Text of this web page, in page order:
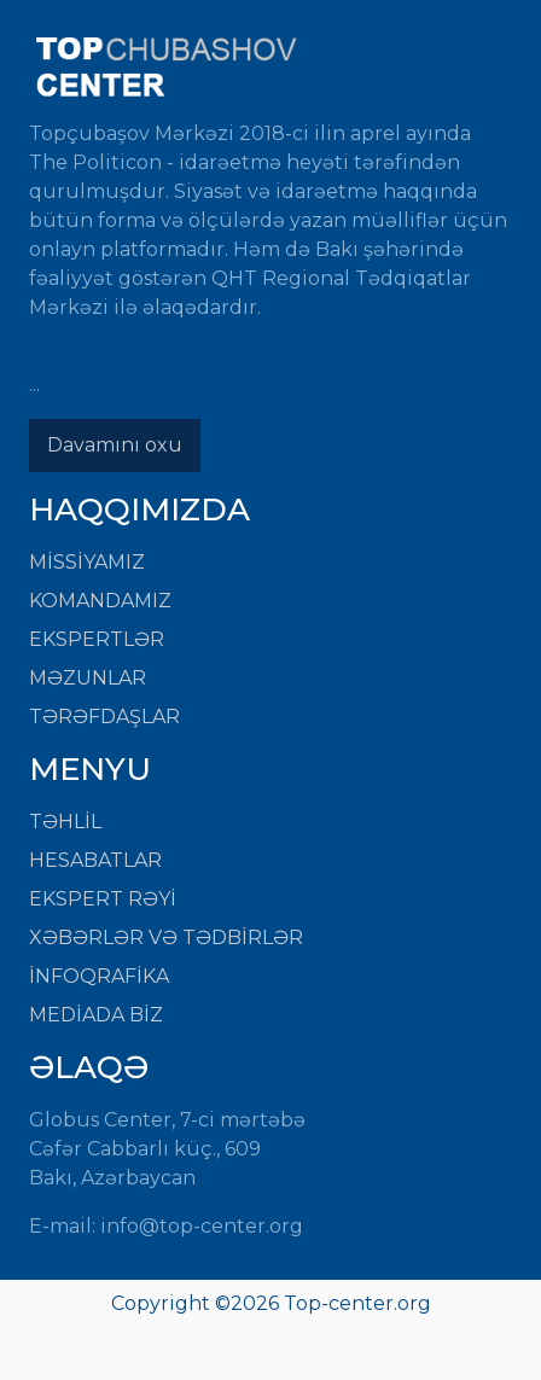
Topçubaşov Mərkəzi 2018-ci ilin aprel ayında
The Politicon - idarəetmə heyəti tərəfindən
qurulmuşdur. Siyasət və idarəetmə haqqında
bütün forma və ölçülərdə yazan müəlliflər üçün
onlayn platformadır. Həm də Bakı şəhərində
fəaliyyət göstərən QHT Regional Tədqiqatlar
Mərkəzi ilə əlaqədardır.
...
Davamını oxu
HAQQIMIZDA
MISSIYAMIZ
KOMANDAMIZ
EKSPERTLƏR
MƏZUNLAR
TƏRƏFDAŞLAR
MENYU
TƏHLİL
HESABATLAR
EKSPERT RƏYİ
XƏBƏRLƏR VƏ TƏDBİRLƏR
İNFOQRAFİKA
MEDİADA BİZ
ƏLAQƏ
Globus Center, 7-ci mərtəbə
Cəfər Cabbarlı küç., 609
Bakı, Azərbaycan
E-mail: info@top-center.org
Copyright ©2026Top-center.org